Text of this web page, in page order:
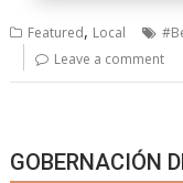
Featured, Local
Leave a comment
GOBERNACIÓN